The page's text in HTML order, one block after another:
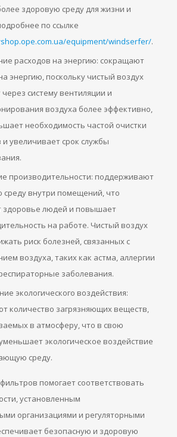
здоровую среду для жизни и
по ссылке
equipment/windserfer/.
расходов на энергию: сокращают
энергию, поскольку чистый воздух
систему вентиляции и
воздуха более эффективно,
необходимость частой очистки
и увеличивает срок службы
производительности: поддерживают
среду внутри помещений, что
здоровье людей и повышает
на работе. Чистый воздух
риск болезней, связанных с
воздуха, таких как астма, аллергии
заболевания.
экологического воздействия:
количество загрязняющих веществ,
в атмосферу, что в свою
экологическое воздействие
среду.
помогает соответствовать
установленным
организациями и регуляторными
безопасную и здоровую